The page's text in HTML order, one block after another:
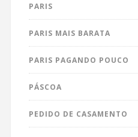
PARIS
PARIS MAIS BARATA
PARIS PAGANDO POUCO
PÁSCOA
PEDIDO DE CASAMENTO